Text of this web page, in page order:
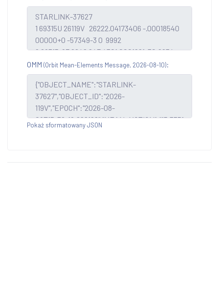
OMM (Orbit Mean-Elements Message, 2026-08-10):
Pokaż sformatowany JSON